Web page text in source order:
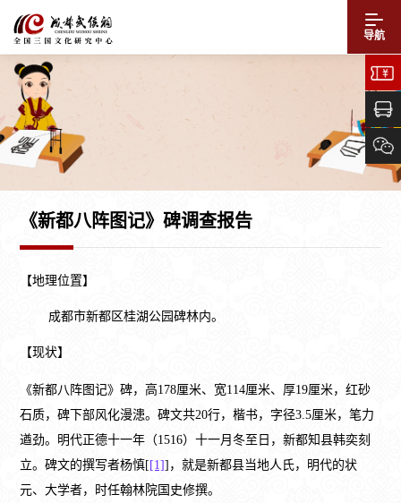
导航
《新都八阵图记》碑调查报告
【地理位置】
成都市新都区桂湖公园碑林内。
【现状】
《新都八阵图记》碑，高178厘米、宽114厘米、厚19厘米，红砂
石质，碑下部风化漫漶。碑文共20行，楷书，字径3.5厘米，笔力
遒劲。明代正德十一年（1516）十一月冬至日，新都知县韩奕刻
立。碑文的撰写者杨慎[[1]]，就是新都县当地人氏，明代的状
元、大学者，时任翰林院国史修撰。